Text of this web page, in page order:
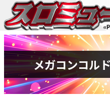
メガコンコル